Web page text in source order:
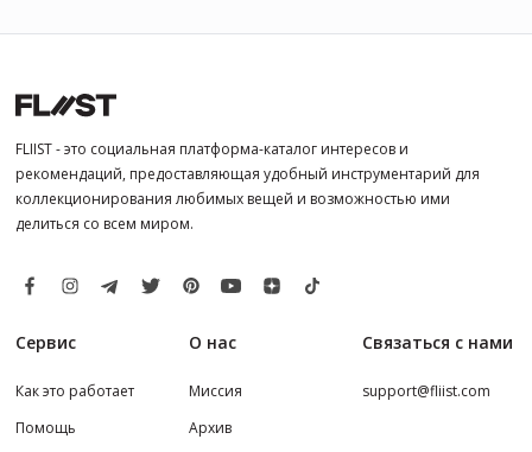
FLIIST - это социальная платформа-каталог интересов и
рекомендаций, предоставляющая удобный инструментарий для
коллекционирования любимых вещей и возможностью ими
делиться со всем миром.
Сервис
Как это работает
Помощь
О нас
Миссия
Архив
Связаться с нами
support@fliist.com